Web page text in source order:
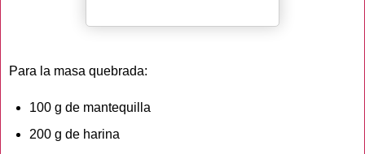
Para la masa quebrada:
100 g de mantequilla
200 g de harina